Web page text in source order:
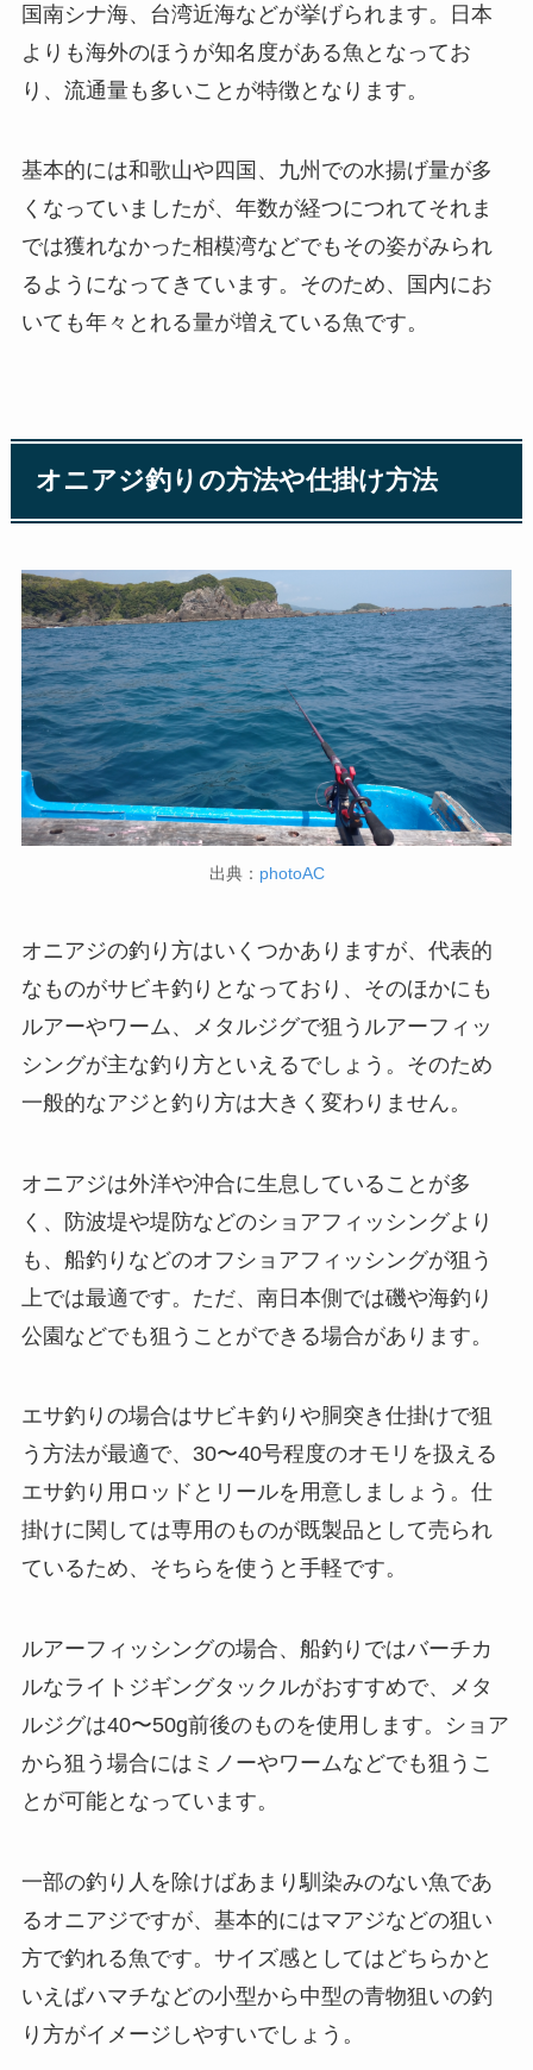
国南シナ海、台湾近海などが挙げられます。日本
よりも海外のほうが知名度がある魚となってお
り、流通量も多いことが特徴となります。
基本的には和歌山や四国、九州での水揚げ量が多
くなっていましたが、年数が経つにつれてそれま
では獲れなかった相模湾などでもその姿がみられ
るようになってきています。そのため、国内にお
いても年々とれる量が増えている魚です。
オニアジ釣りの方法や仕掛け方法
出典： photoAC
オニアジの釣り方はいくつかありますが、代表的
なものがサビキ釣りとなっており、そのほかにも
ルアーやワーム、メタルジグで狙うルアーフィッ
シングが主な釣り方といえるでしょう。そのため
一般的なアジと釣り方は大きく変わりません。
オニアジは外洋や沖合に生息していることが多
く、防波堤や堤防などのショアフィッシングより
も、船釣りなどのオフショアフィッシングが狙う
上では最適です。ただ、南日本側では磯や海釣り
公園などでも狙うことができる場合があります。
エサ釣りの場合はサビキ釣りや胴突き仕掛けで狙
う方法が最適で、30〜40号程度のオモリを扱える
エサ釣り用ロッドとリールを用意しましょう。仕
掛けに関しては専用のものが既製品として売られ
ているため、そちらを使うと手軽です。
ルアーフィッシングの場合、船釣りではバーチカ
ルなライトジギングタックルがおすすめで、メタ
ルジグは40〜50g前後のものを使用します。ショア
から狙う場合にはミノーやワームなどでも狙うこ
とが可能となっています。
一部の釣り人を除けばあまり馴染みのない魚であ
るオニアジですが、基本的にはマアジなどの狙い
方で釣れる魚です。サイズ感としてはどちらかと
いえばハマチなどの小型から中型の青物狙いの釣
り方がイメージしやすいでしょう。